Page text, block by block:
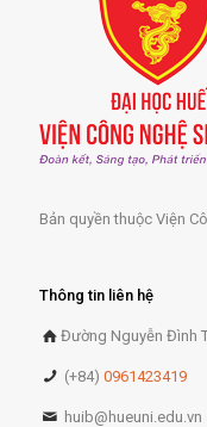
Bản quyền thuộc Viện
Thông tin liên hệ
Đường Nguyễn Đình
(+84)0961423419
huib@hueuni.edu.vn